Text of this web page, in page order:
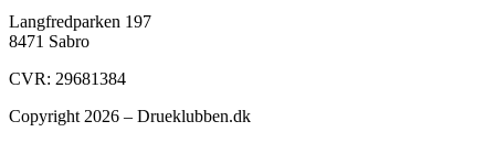
Langfredparken 197
8471 Sabro
CVR: 29681384
Copyright 2026 – Drueklubben.dk